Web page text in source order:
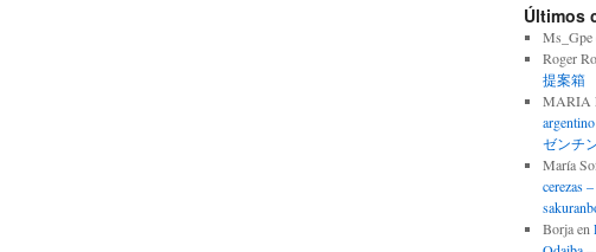
Últimos
Ms_Gpe
Roger
提案箱
MARIA
ゼンチ
María
cerezas
Borjaen